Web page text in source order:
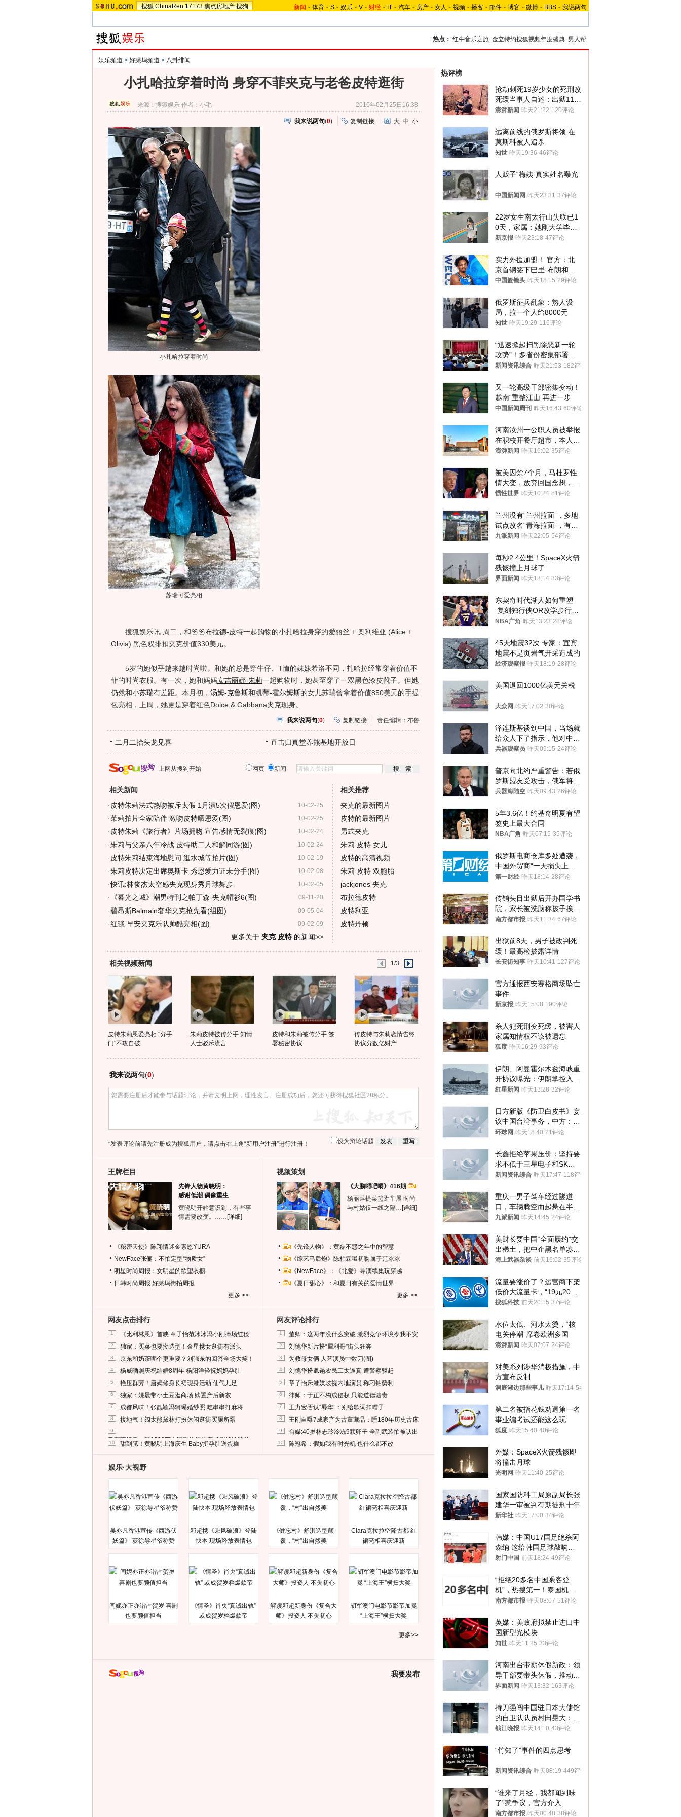
搜狐 ChinaRen 17173 焦点房地产 搜狗 新闻 - 体育 - S - 娱乐 - V - 财经 - IT - 汽车 - 房产 - 女人 - 视频 - 播客 - 邮件 - 博客 - 微博 - BBS - 我说两句
热点： 红牛音乐之旅 金立特约搜狐视频年度盛典 男人帮
娱乐频道 > 好莱坞频道 > 八卦绯闻
小扎哈拉穿着时尚 身穿不菲夹克与老爸皮特逛街
来源：搜狐娱乐 作者：小毛 2010年02月25日16:38
我来说两句(0) 复制链接 大 中 小
小扎哈拉穿着时尚
苏瑞可爱亮相
搜狐娱乐讯 周二，和爸爸布拉德-皮特一起购物的小扎哈拉身穿的爱丽丝 + 奥利维亚 (Alice +
Olivia) 黑色双排扣夹克价值330美元。
5岁的她似乎越来越时尚啦。和她的总是穿牛仔、T恤的妹妹希洛不同，扎哈拉经常穿着价值不
菲的时尚衣服。有一次，她和妈妈安吉丽娜-朱莉一起购物时，她甚至穿了一双黑色漆皮靴子。但她
仍然和小苏瑞有差距。本月初， 汤姆-克鲁斯和凯蒂-霍尔姆斯的女儿苏瑞曾拿着价值850美元的手提
包亮相，上周，她更是穿着红色Dolce & Gabbana夹克现身。
我来说两句(0) 复制链接 责任编辑：布鲁
二月二抬头龙见喜 直击归真堂养熊基地开放日
上网从搜狗开始 网页 新闻
相关新闻
10-02-25
· 皮特朱莉法式热吻被斥太假 1月演5次假恩爱(图)
10-02-25
·茱莉拍片全家陪伴 激吻皮特晒恩爱(图)
10-02-24
· 皮特朱莉《旅行者》片场拥吻 宣告感情无裂痕(图)
10-02-24
·朱莉与父亲八年冷战 皮特助二人和解同游(图)
10-02-19
· 皮特朱莉结束海地慰问 逛水城等拍片(图)
10-02-08
·朱莉皮特决定出席奥斯卡 秀恩爱力证未分手(图)
10-02-05
·快讯:林俊杰太空感夹克现身秀月球舞步
09-11-20
· 《暮光之城》潮男特刊之帕丁森-夹克帽衫6(图)
09-05-04
·碧昂斯Balmain奢华夹克抢先看(组图)
09-02-09
·红毯:早安夹克乐队帅酷亮相(图)
更多关于 夹克 皮特的新闻>>
相关推荐
夹克的最新图片
皮特的最新图片
男式夹克
朱莉 皮特 女儿
皮特的高清视频
朱莉 皮特 双胞胎
jackjones 夹克
布拉德皮特
皮特利亚
皮特丹顿
相关视频新闻 1/3
皮特朱莉恩爱亮相 "分手
门"不攻自破
朱莉皮特被传分手 知情
人士驳斥流言
皮特和朱莉被传分手 签
署秘密协议
传皮特与朱莉恋情告终
协议分数亿财产
我来说两句(0)
*发表评论前请先注册成为搜狐用户，请点击右上角“新用户注册”进行注册！ 设为辩论话题
王牌栏目
先锋人物黄晓明：
感谢低潮 偶像重生
黄晓明开始意识到，有些事
情需要改变。…… [详细]
《秘密天使》陈翔情迷金素恩YURA
NewFace张俪：不怕定型“物质女”
明星时尚周报：女明星的欲望衣橱
日韩时尚周报 好莱坞街拍周报
更多 >>
视频策划
《大鹏嘚吧嘚》416期
杨丽萍提菜篮逛车展 时尚
与村姑仅一线之隔… [详细]
《先锋人物》：黄磊不惑之年中的智慧
《综艺马后炮》陈柏霖曝初吻属于范冰冰
《NewFace》：《北爱》导演续集玩穿越
《夏日甜心》：和夏日有关的爱情世界
更多 >>
网友点击排行
1 《比利林恩》首映 章子怡范冰冰冯小刚捧场红毯
2 独家：买菜也要拗造型！金星携女逛街有派头
3 京东和奶茶哪个更重要？刘强东的回答全场大笑！
4 杨威晒照庆祝结婚8周年 杨阳洋轻抚妈妈孕肚
5 艳压群芳！唐嫣修身长裙现身活动 仙气儿足
6 独家：姚晨带小土豆逛商场 购置产后新衣
7 成都风味！张靓颖冯轲曝婚纱照 吃串串打麻将
8 接地气！阔太熊黛林打扮休闲逛街买厕所泵
9
马蓉离婚后，砸1000万人民币给媒体要求删掉这照片
10 甜到腻！黄晓明上海庆生 Baby挺孕肚送蛋糕
网友评论排行
1 董卿：这两年没什么突破 激烈竞争环境令我不安
2 刘德华新片扮“犀利哥”街头狂奔
3 为救母女俩 人艺演员中数刀(图)
4 刘德华扮邋遢农民工太逼真 遭警察驱赶
5 章子怡斥港媒歧视内地演员 称刁钻势利
6 律师：于正不构成侵权 只能道德谴责
7 王力宏否认“辱华”：别给歌词扣帽子
8 王刚自曝7成家产为古董藏品：睡180年历史古床
9 台媒:40岁林志玲冷冻9颗卵子 全副武装怕被认出
10 陈冠希：假如我有时光机 也什么都不改
娱乐·大视野
吴亦凡香港宣传《西游伏
妖篇》 获徐导星爷称赞
邓超携《乘风破浪》登陆
快本 现场释放表情包
《健忘村》舒淇造型颠
覆，“村”出自然美
Clara克拉拉空降古都 红
裙亮相喜庆迎新
闫妮亦正亦谐占贺岁 喜剧
也要颜值担当
《情圣》肖央“真诚出轨”
或成贺岁档爆款帝
解读邓超新身份《复合大
师》投资人 不失初心
胡军澳门电影节影帝加冕
“上海王”横扫大奖
更多>>
我要发布
热评榜
抢劫刺死19岁少女的死刑改
死缓当事人自述：出狱11年
间始终刻意躲避被害人家属
澎湃新闻 昨天21:22 120评论
远离前线的俄罗斯将领 在
莫斯科被人追杀
知世 昨天19:36 46评论
人贩子“梅姨”真实姓名曝光
中国新闻网 昨天23:31 37评论
22岁女生南太行山失联已1
0天，家属：她刚大学毕业
想到山里旅行
新京报 昨天23:18 47评论
实力外援加盟！ 官方：北
京首钢签下巴里·布朗和桑
普森
中国篮镜头 昨天18:15 29评论
俄罗斯征兵乱象：熟人设
局，拉一个人给8000元
知世 昨天19:29 116评论
“迅速掀起扫黑除恶新一轮
攻势”！多省份密集部署，
公布举报方式
新闻资讯综合 昨天21:53 182评论
又一轮高级干部密集变动！
越南“重整江山”再进一步
中国新闻周刊 昨天16:43 60评论
河南汝州一公职人员被举报
在职校开餐厅超市，本人回
应称“是给别人帮忙”
澎湃新闻 昨天16:02 35评论
被美囚禁7个月，马杜罗性
情大变，放弃回国念想，最
后嘱托已公开
惯性世界 昨天10:24 81评论
兰州没有“兰州拉面”，多地
试点改名“青海拉面”，有商
家改名已两年
九派新闻 昨天22:05 54评论
每秒2.4公里！SpaceX火箭
残骸撞上月球了
界面新闻 昨天18:14 33评论
东契奇时代湖人如何重塑
复刻独行侠OR改学步行
者？
NBA广角 昨天13:23 28评论
45天地震32次 专家：宜宾
地震不是页岩气开采造成的
经济观察报 昨天18:19 28评论
美国退回1000亿美元关税
大众网 昨天17:02 30评论
泽连斯基谈到中国，当场就
给众人下了指示，他对中国
和中乌关系，显然又有了新
兵器观察员 昨天09:15 24评论
普京向北约严重警告：若俄
罗斯盟友受攻击，俄军将动
用核武器保护
兵器海陆空 昨天09:43 26评论
5年3.6亿！约基奇明夏有望
签史上最大合同
NBA广角 昨天07:15 35评论
俄罗斯电商仓库多处遭袭，
中国外贸商“一天损失上
万”紧急清仓
第一财经 昨天18:14 28评论
传销头目出狱后开办国学书
院，家长被洗脑称孩子挨打
才有效果
南方都市报 昨天11:34 67评论
出狱前8天，男子被改判死
缓！最高检披露详情——
长安街知事 昨天10:41 127评论
官方通报西安赛格商场坠亡
事件
新京报 昨天15:08 190评论
杀人犯死刑变死缓，被害人
家属知情权不该被遗忘
狐度 昨天16:29 93评论
伊朗、阿曼霍尔木兹海峡重
开协议曝光：伊朗掌控入湾
航道，与阿曼平分“服务费”
红星新闻 昨天13:28 32评论
日方新版《防卫白皮书》妄
议中国台湾事务，中方：强
烈不满、坚决反对，已向日
环球网 昨天18:40 21评论
长鑫拒绝苹果压价：坚持要
求不低于三星电子和SK海
力士
新闻资讯综合 昨天17:47 118评论
重庆一男子驾车经过隧道
口，车辆腾空而起悬在半
空，消防： 2人已送医，正
九派新闻 昨天14:45 24评论
美财长要中国“全面履约”交
出稀土，把中企黑名单凑到
187家，中方做最坏打算
海上武器杂谈 前天16:02 35评论
流量要涨价了？运营商下架
低价大流量卡，“19元200
G”成为历史
搜狐科技 前天20:15 37评论
水位太低、河水太烫，“核
电关停潮”席卷欧洲多国
澎湃新闻 昨天07:07 24评论
对美系列涉华消极措施，中
方宣布反制
洞庭湖边那些事儿 昨天17:14 54评论
第二名被指花钱劝退第一名
事业编考试还能这么玩
狐度 昨天15:40 40评论
外媒：SpaceX火箭残骸即
将撞击月球
光明网 昨天11:40 25评论
国家国防科工局原副局长张
建华一审被判有期徒刑十年
新华社 昨天17:00 34评论
韩媒：中国U17国足绝杀阿
森纳 这给韩国足球敲响了
警钟
射门中国 前天18:24 49评论
“拒绝20多名中国乘客登
机”，热搜第一！泰国机场
方道歉
南方都市报 昨天08:07 51评论
英媒：美政府拟禁止进口中
国新型光模块
知世 昨天11:25 33评论
河南出台带薪休假新政：领
导干部要带头休假，推动全
员应休尽休、休满休足
界面新闻 昨天13:32 163评论
持刀强闯中国驻日本大使馆
的自卫队队员村田晃大：对
自己的行为深感后悔；曾申
钱江晚报 昨天14:10 43评论
“竹知了”事件的四点思考
新闻资讯综合 昨天08:19 449评论
“谁来了月经，我都闻到味
了”惹争议，官方介入
南方都市报 昨天00:48 38评论